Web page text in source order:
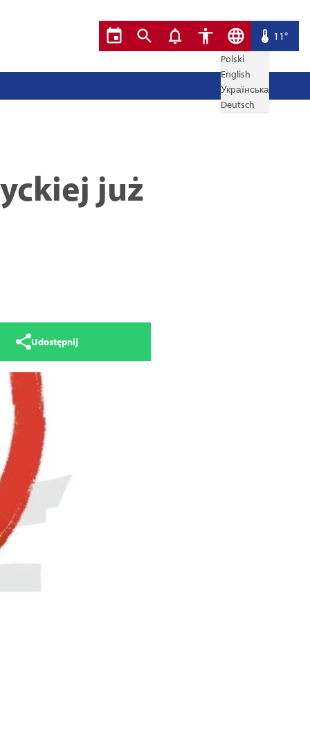
Polski
English
Українська
Deutsch
11°
już
Udostępnij